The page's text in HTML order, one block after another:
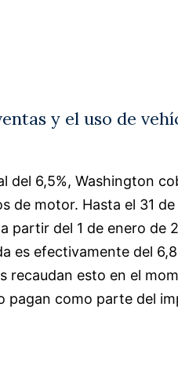
y el uso de
del 6,5%, Washington
de motor. Hasta el 31
a partir del 1 de enero de
es efectivamente del
recaudan esto en el
pagan como parte del